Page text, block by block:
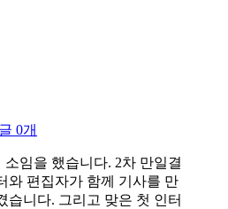
0개
임을 했습니다. 2차 만일결
와 편집자가 함께 기사를 만
습니다. 그리고 맞은 첫 인터